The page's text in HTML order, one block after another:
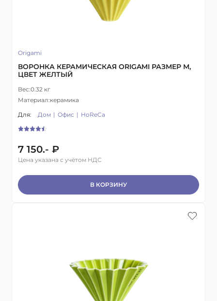
Origami
ВОРОНКА КЕРАМИЧЕСКАЯ ORIGAMI РАЗМЕР М,
ЦВЕТ ЖЕЛТЫЙ
Вес:0.32 кг
Материал:керамика
Для:
Дом Офис HoReCa
7 150.- ₽
Цена указана с учётом НДС
В КОРЗИНУ